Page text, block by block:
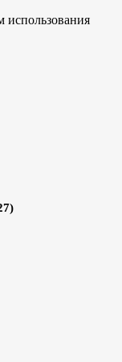
использования